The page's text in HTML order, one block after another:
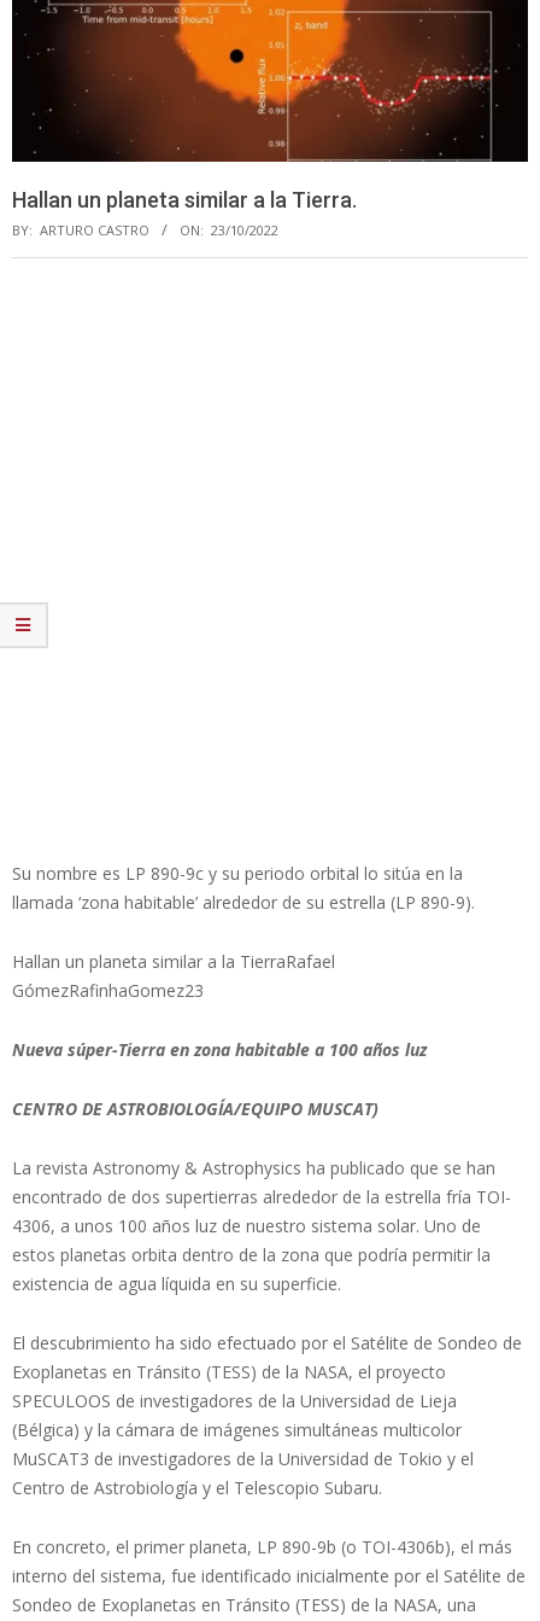
Hallan un planeta similar a la Tierra.
BY: ARTURO CASTRO ON: 23/10/2022
Su nombre es LP 890-9c y su periodo orbital lo sitúa en la
llamada ‘zona habitable’ alrededor de su estrella (LP 890-9).
Hallan un planeta similar a la TierraRafael
GómezRafinhaGomez23
Nueva súper-Tierra en zona habitable a 100 años luz
CENTRO DE ASTROBIOLOGÍA/EQUIPO MUSCAT)
La revista Astronomy & Astrophysics ha publicado que se han
encontrado de dos supertierras alrededor de la estrella fría TOI-
4306, a unos 100 años luz de nuestro sistema solar. Uno de
estos planetas orbita dentro de la zona que podría permitir la
existencia de agua líquida en su superficie.
El descubrimiento ha sido efectuado por el Satélite de Sondeo de
Exoplanetas en Tránsito (TESS) de la NASA, el proyecto
SPECULOOS de investigadores de la Universidad de Lieja
(Bélgica) y la cámara de imágenes simultáneas multicolor
MuSCAT3 de investigadores de la Universidad de Tokio y el
Centro de Astrobiología y el Telescopio Subaru.
En concreto, el primer planeta, LP 890-9b (o TOI-4306b), el más
interno del sistema, fue identificado inicialmente por el Satélite de
Sondeo de Exoplanetas en Tránsito (TESS) de la NASA, una